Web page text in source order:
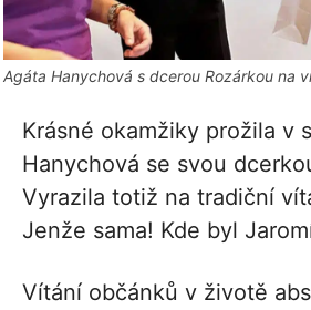
Agáta Hanychová s dcerou Rozárkou na
Krásné okamžiky prožila v
Hanychová se svou
Vyrazila totiž na tradiční
Jenže sama! Kde byl
Vítání občánků v životě